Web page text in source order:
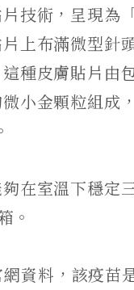
技術，呈現為
上布滿微型針
種皮膚貼片由
小金顆粒組成
在室溫下穩定
。
資料，該疫苗